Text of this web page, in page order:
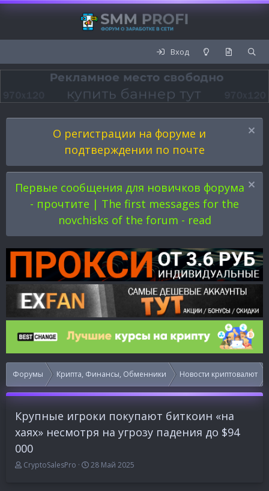
Вход
О регистрации на форуме и
подтверждении по почте
Первые сообщения для новичков форума
- прочтите | The first messages for the
novchisks of the forum - read
Форумы Крипта, Финансы, Обменники Новости криптовалют
Крупные игроки покупают биткоин «на
хаях» несмотря на угрозу падения до $94
000
А
CryptoSalesPro
Д
28 Май 2025